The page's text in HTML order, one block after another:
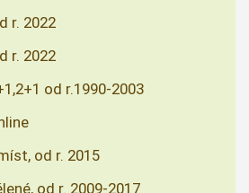
r. 2022
r. 2022
od r.1990-2003
od r. 2015
od r. 2009-2017